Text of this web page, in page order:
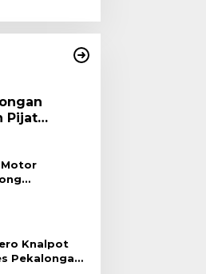
Pijat
Gratis bagi
Motor
Knalpot
Pekalongan